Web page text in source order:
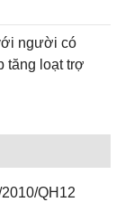
người có
tăng loạt trợ
QH12